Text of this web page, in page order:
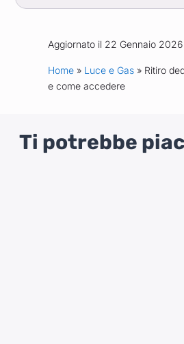
Aggiornato il 22 Gennaio 2026
Home» Luce e Gas» Ritiro
e come accedere
Ti potrebbe